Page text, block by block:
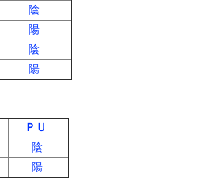
陰
陽
陰
陽
ＰＵ
陰
陽